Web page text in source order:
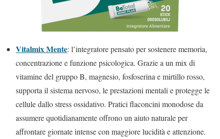
Vitalmix Mente: l’integratore pensato per sostenere memoria,
concentrazione e funzione psicologica. Grazie a un mix di
vitamine del gruppo B, magnesio, fosfoserina e mirtillo rosso,
supporta il sistema nervoso, le prestazioni mentali e protegge le
cellule dallo stress ossidativo. Pratici flaconcini monodose da
assumere quotidianamente offrono un aiuto naturale per
affrontare giornate intense con maggiore lucidità e attenzione.